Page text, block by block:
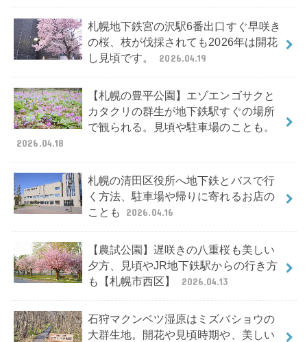
札幌地下鉄宮の沢駅6番出口すぐ早咲き
の桜、枝が伐採されても2026年は開花
し見頃です。
2026.04.19
【札幌の豊平公園】エゾエンゴサクと
カタクリの群生が地下鉄駅すぐの場所
で観られる。見頃や駐車場のことも。
2026.04.18
札幌の清田区役所へ地下鉄とバスで行
く方法、駐車場や帰りに寄れるお店の
ことも
2026.04.16
【農試公園】遅咲きの八重桜も美しい
夕方、見頃やJR地下鉄駅からの行き方
も【札幌市西区】
2026.04.13
石狩マクンベツ湿原はミズバショウの
大群生地。開花や見頃時期や、美しい